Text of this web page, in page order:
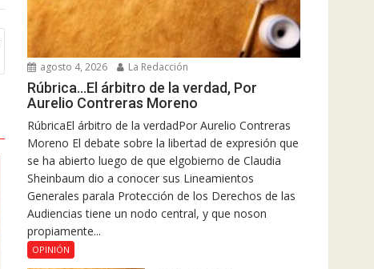
agosto 4, 2026 La Redacción
Rúbrica…El árbitro de la verdad, Por
Aurelio Contreras Moreno
RúbricaEl árbitro de la verdadPor Aurelio Contreras
Moreno El debate sobre la libertad de expresión que
se ha abierto luego de que elgobierno de Claudia
Sheinbaum dio a conocer sus Lineamientos
Generales parala Protección de los Derechos de las
Audiencias tiene un nodo central, y que noson
propiamente...
OPINIÓN